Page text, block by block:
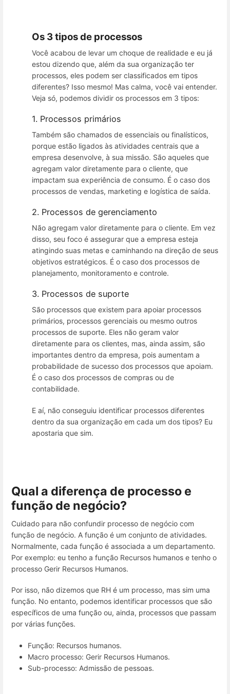
Os 3 tipos de processos
Você acabou de levar um choque de realidade e eu já
estou dizendo que, além da sua organização ter
processos, eles podem ser classificados em tipos
diferentes? Isso mesmo! Mas calma, você vai entender.
Veja só, podemos dividir os processos em 3 tipos:
1. Processos primários
Também são chamados de essenciais ou finalísticos,
porque estão ligados às atividades centrais que a
empresa desenvolve, à sua missão. São aqueles que
agregam valor diretamente para o cliente, que
impactam sua experiência de consumo. É o caso dos
processos de vendas, marketing e logística de saída.
2. Processos de gerenciamento
Não agregam valor diretamente para o cliente. Em vez
disso, seu foco é assegurar que a empresa esteja
atingindo suas metas e caminhando na direção de seus
objetivos estratégicos. É o caso dos processos de
planejamento, monitoramento e controle.
3. Processos de suporte
São processos que existem para apoiar processos
primários, processos gerenciais ou mesmo outros
processos de suporte. Eles não geram valor
diretamente para os clientes, mas, ainda assim, são
importantes dentro da empresa, pois aumentam a
probabilidade de sucesso dos processos que apoiam.
É o caso dos processos de compras ou de
contabilidade.
E aí, não conseguiu identificar processos diferentes
dentro da sua organização em cada um dos tipos? Eu
apostaria que sim.
Qual a diferença de processo e
função de negócio?
Cuidado para não confundir processo de negócio com
função de negócio. A função é um conjunto de atividades.
Normalmente, cada função é associada a um departamento.
Por exemplo: eu tenho a função Recursos humanos e tenho o
processo Gerir Recursos Humanos.
Por isso, não dizemos que RH é um processo, mas sim uma
função. No entanto, podemos identificar processos que são
específicos de uma função ou, ainda, processos que passam
por várias funções.
Função: Recursos humanos.
Macro processo: Gerir Recursos Humanos.
Sub-processo: Admissão de pessoas.